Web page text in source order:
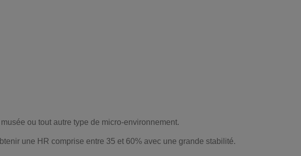
ou tout autre type de micro-environnement.
une HR comprise entre 35 et 60% avec une grande stabilité.